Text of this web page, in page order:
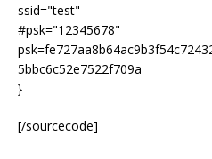
ssid="test"
#psk="12345678"
5bbc6c52e7522f709a
}
[/sourcecode]